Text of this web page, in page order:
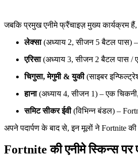
जबकि प्रमुख एनीमे फ्रैंचाइज़ मुख्य कार्यक्रम
लेक्सा(अध्याय 2, सीजन 5 बैटल पास)
एरिसा(अध्याय 3, सीजन 2 बैटल पास /
चिगुसा, मेगुमी & युकी(साइबर
हाना(अध्याय 4, सीजन 1) – एक
समिट सीकर ईवी(विभिन्न बंडल) –
अपने पदार्पण के बाद से, इन मूलों ने Fortnite
Fortnite की एनीमे स्किन्स पर